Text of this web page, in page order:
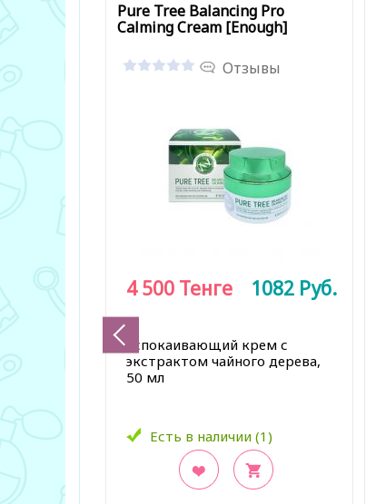
Pure Tree Balancing Pro
Calming Cream [Enough]
Отзывы
Успокаивающий крем с
экстрактом чайного дерева,
50 мл
Есть в наличии (1)
4 500 Тенге 1082 Руб.